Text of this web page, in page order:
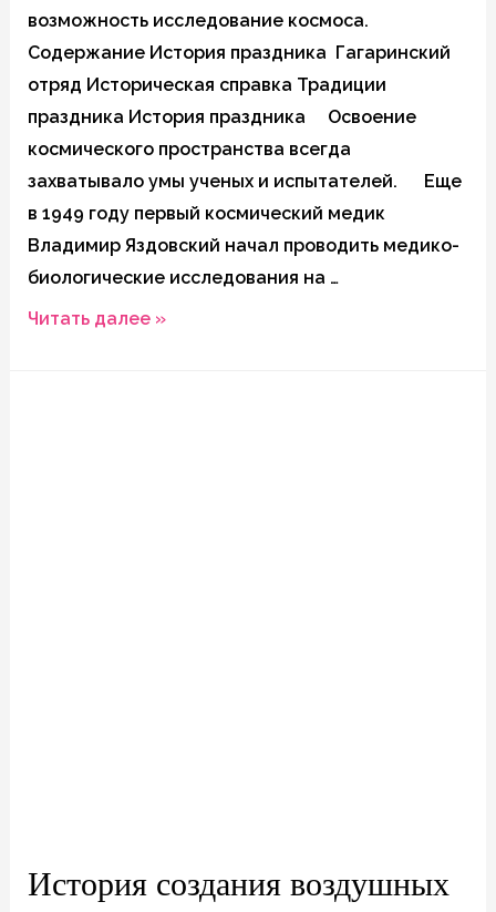
возможность исследование космоса.
Содержание История праздника Гагаринский
отряд Историческая справка Традиции
праздника История праздника Освоение
космического пространства всегда
захватывало умы ученых и испытателей. Еще
в 1949 году первый космический медик
Владимир Яздовский начал проводить медико-
биологические исследования на …
День
Читать далее »
История создания воздушных